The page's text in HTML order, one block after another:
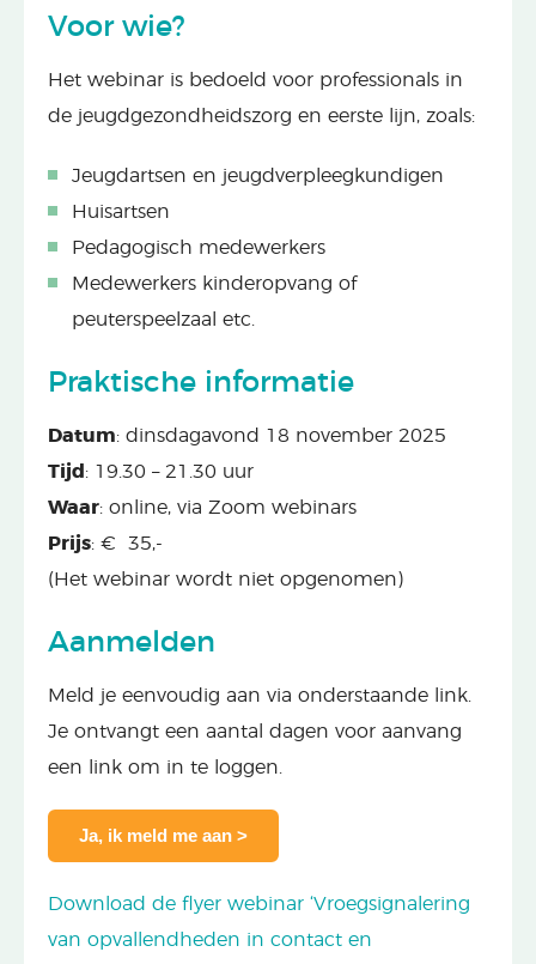
Voor wie?
Het webinar is bedoeld voor professionals in
de jeugdgezondheidszorg en eerste lijn, zoals:
Jeugdartsen en jeugdverpleegkundigen
Huisartsen
Pedagogisch medewerkers
Medewerkers kinderopvang of
peuterspeelzaal etc.
Praktische informatie
Datum: dinsdagavond 18 november 2025
Tijd : 19.30 – 21.30 uur
Waar: online, via Zoom webinars
Prijs: € 35,-
(Het webinar wordt niet opgenomen)
Aanmelden
Meld je eenvoudig aan via onderstaande link.
Je ontvangt een aantal dagen voor aanvang
een link om in te loggen.
Ja, ik meld me aan >
Download de flyer webinar ‘Vroegsignalering
van opvallendheden in contact en